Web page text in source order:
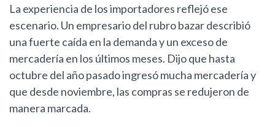
La experiencia de los importadores reflejó ese
escenario. Un empresario del rubro bazar describió
una fuerte caída en la demanda y un exceso de
mercadería en los últimos meses. Dijo que hasta
octubre del año pasado ingresó mucha mercadería y
que desde noviembre, las compras se redujeron de
manera marcada.